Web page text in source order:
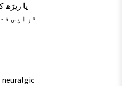
neuralgic